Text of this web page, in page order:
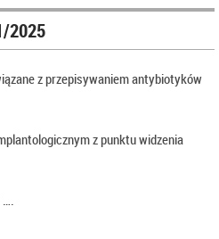
2025
z przepisywaniem antybiotyków
z punktu widzenia
….